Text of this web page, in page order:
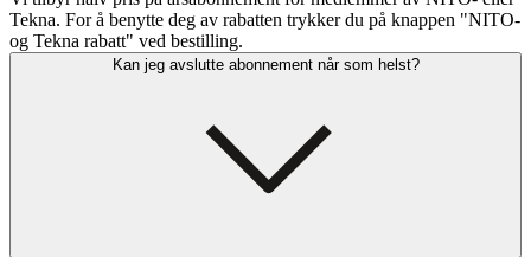
Tekna. For å benytte deg av rabatten trykker du på knappen "NITO-
og Tekna rabatt" ved bestilling.
Kan jeg avslutte abonnement når som helst?